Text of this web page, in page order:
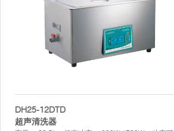
DH25-12DTD
超声清洗器